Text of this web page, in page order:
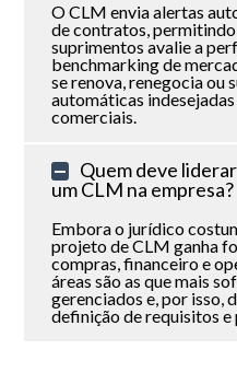
O CLM envia alertas
de contratos,
suprimentos avalie a
benchmarking de
se renova, renegocia ou
automáticas
comerciais.
Quem deve
um CLM na empresa?
Embora o jurídico
projeto de CLM ganha
compras, financeiro e
áreas são as que mais
gerenciados e, por isso,
definição de requisitos